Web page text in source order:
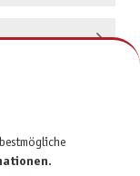
.